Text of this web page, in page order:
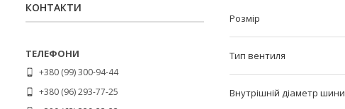
Розмір
Тип вентиля
Внутрішній діаметр шини
КОНТАКТИ
+380 (99) 300-94-44
+380 (96) 293-77-25